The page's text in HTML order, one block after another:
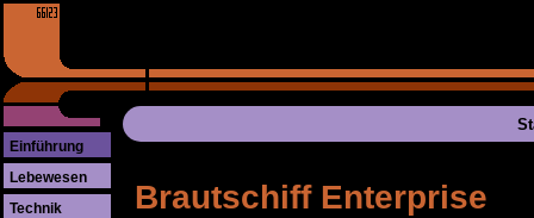
Einführung
Lebewesen
Technik
Brautschiff Enterprise